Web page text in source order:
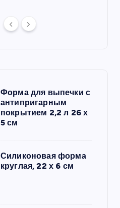
Форма для выпечки с
антипригарным
покрытием 2,2 л 26 х
5 см
Силиконовая форма
круглая, 22 х 6 см